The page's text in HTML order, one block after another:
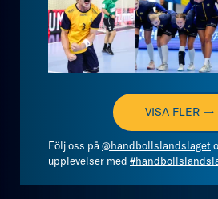
VISA FLER →
Följ oss på @handbollslandslaget
upplevelser med